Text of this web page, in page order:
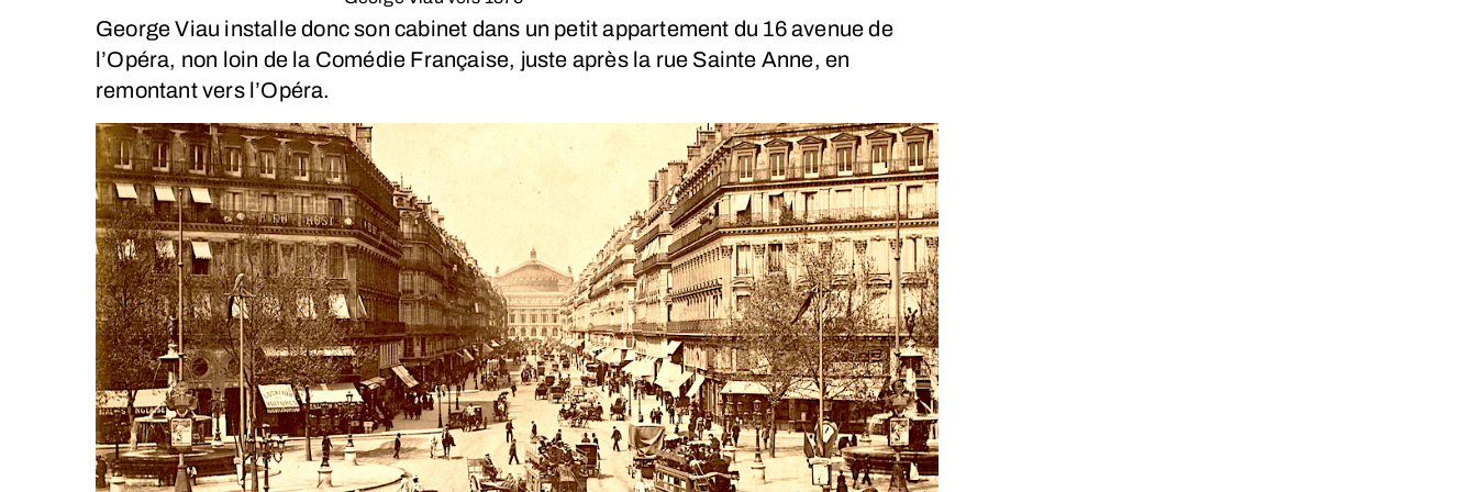
George Viau installe donc son cabinet dans un petit appartement du 16 avenue de
l’Opéra, non loin de la Comédie Française, juste après la rue Sainte Anne, en
remontant vers l’Opéra.